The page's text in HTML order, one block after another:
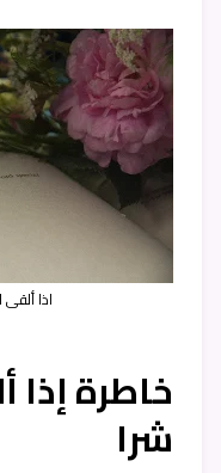
اذا ألقى
خاطرة إذا
شرا